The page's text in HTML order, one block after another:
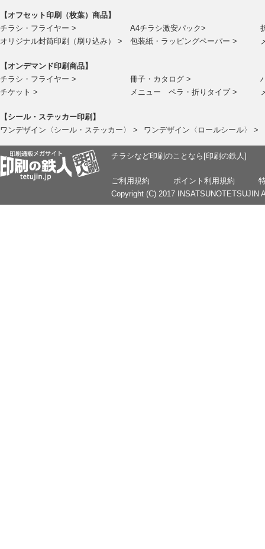
【オフセット印刷（枚葉）商品】
チラシ・フライヤー >
A4チラシ激安パック>
オリジナル封筒印刷（刷り込み） >
包装紙・ラッピングペーパー >
【オンデマンド印刷商品】
チラシ・フライヤー >
冊子・カタログ >
チケット >
メニュー ペラ・折りタイプ >
【シール・ステッカー印刷】
ワンデザイン〈シール・ステッカー〉 >
ワンデザイン〈ロールシール〉 >
チラシなど印刷のことなら[印刷の鉄人]
ご利用規約 ポイント利用規約
Copyright (C) 2017 INSATSUNOTETSUJIN